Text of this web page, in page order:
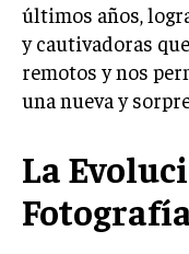
últimos años,
y cautivadoras
remotos y nos
una nueva y
La